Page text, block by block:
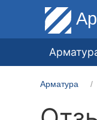
Арматура